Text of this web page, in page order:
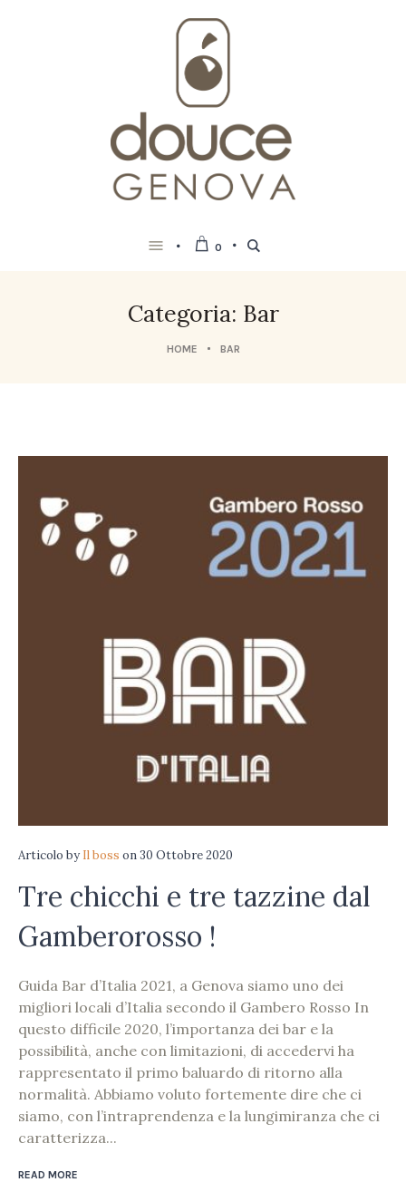
0
Categoria: Bar
HOME BAR
Articolo by Il boss on30 Ottobre 2020
Tre chicchi e tre tazzine dal
Gamberorosso !
Guida Bar d’Italia 2021, a Genova siamo uno dei
migliori locali d’Italia secondo il Gambero Rosso In
questo difficile 2020, l’importanza dei bar e la
possibilità, anche con limitazioni, di accedervi ha
rappresentato il primo baluardo di ritorno alla
normalità. Abbiamo voluto fortemente dire che ci
siamo, con l’intraprendenza e la lungimiranza che ci
caratterizza...
READ MORE